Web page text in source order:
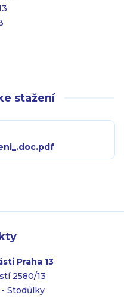
stažení
Praha 13
2580/13
- Stodůlky